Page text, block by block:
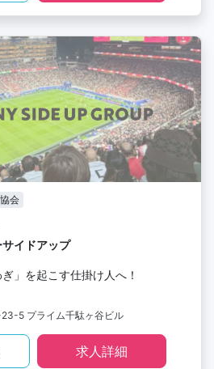
会
サイドアップ
」を起こす仕掛け人へ！
5 プライム千駄ヶ谷ビル
求人詳細